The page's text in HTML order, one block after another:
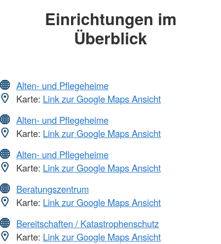
Einrichtungen im
Überblick
Alten- und Pflegeheime
Karte: Link zur Google Maps Ansicht
Alten- und Pflegeheime
Karte: Link zur Google Maps Ansicht
Alten- und Pflegeheime
Karte: Link zur Google Maps Ansicht
Beratungszentrum
Karte: Link zur Google Maps Ansicht
Bereitschaften / Katastrophenschutz
Karte: Link zur Google Maps Ansicht